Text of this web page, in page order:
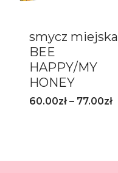
smycz miejska
BEE
HAPPY/MY
HONEY
60.00zł – 77.00zł